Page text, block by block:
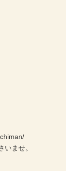
いませ。